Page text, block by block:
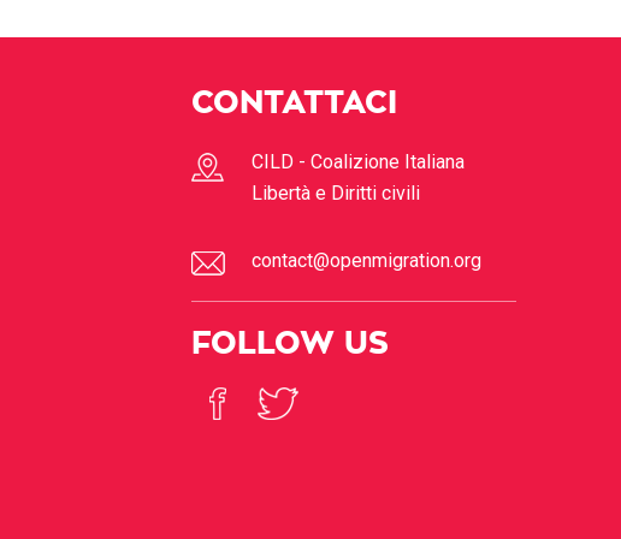
CONTATTACI
CILD - Coalizione Italiana
Libertà e Diritti civili
contact@openmigration.org
FOLLOW US